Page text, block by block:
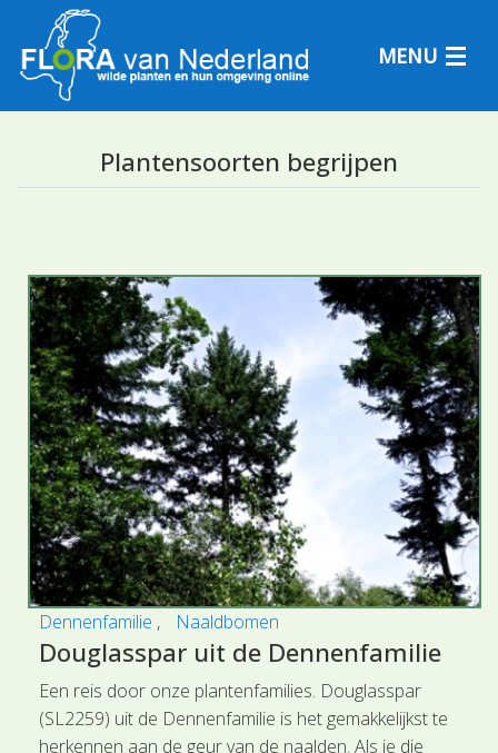
MENU
Determineren
Plantensoorten begrijpen
Dennenfamilie Naaldbomen
Douglasspar uit de Dennenfamilie
Een reis door onze plantenfamilies. Douglasspar
(SL2259) uit de Dennenfamilie is het gemakkelijkst te
herkennen aan de geur van de naalden. Als je die